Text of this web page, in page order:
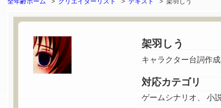
架羽しう
キャラクター台詞作
対応カテゴリ
ゲームシナリオ、 小